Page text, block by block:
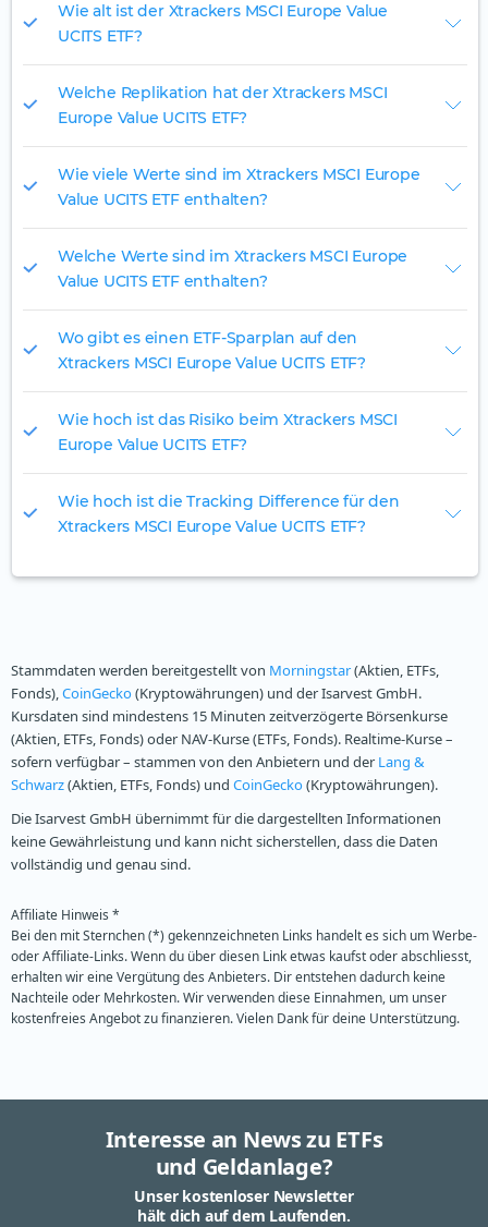
Wie alt ist der Xtrackers MSCI Europe Value
UCITS ETF?
Welche Replikation hat der Xtrackers MSCI
Europe Value UCITS ETF?
Wie viele Werte sind im Xtrackers MSCI Europe
Value UCITS ETF enthalten?
Welche Werte sind im Xtrackers MSCI Europe
Value UCITS ETF enthalten?
Wo gibt es einen ETF-Sparplan auf den
Xtrackers MSCI Europe Value UCITS ETF?
Wie hoch ist das Risiko beim Xtrackers MSCI
Europe Value UCITS ETF?
Wie hoch ist die Tracking Difference für den
Xtrackers MSCI Europe Value UCITS ETF?
Stammdaten werden bereitgestellt von Morningstar(Aktien, ETFs,
Fonds),CoinGecko(Kryptowährungen) und der Isarvest GmbH.
Kursdaten sind mindestens 15 Minuten zeitverzögerte Börsenkurse
(Aktien, ETFs, Fonds) oder NAV-Kurse (ETFs, Fonds). Realtime-Kurse –
sofern verfügbar – stammen von den Anbietern und der Lang &
Schwarz(Aktien, ETFs, Fonds) und CoinGecko(Kryptowährungen).
Die Isarvest GmbH übernimmt für die dargestellten Informationen
keine Gewährleistung und kann nicht sicherstellen, dass die Daten
vollständig und genau sind.
Affiliate Hinweis *
Bei den mit Sternchen (*) gekennzeichneten Links handelt es sich um Werbe-
oder Affiliate-Links. Wenn du über diesen Link etwas kaufst oder abschliesst,
erhalten wir eine Vergütung des Anbieters. Dir entstehen dadurch keine
Nachteile oder Mehrkosten. Wir verwenden diese Einnahmen, um unser
kostenfreies Angebot zu finanzieren. Vielen Dank für deine Unterstützung.
Interesse an News zu ETFs
und Geldanlage?
Unser kostenloser Newsletter
hält dich auf dem Laufenden.